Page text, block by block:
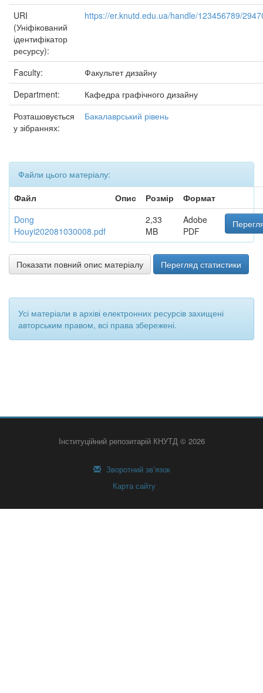
URI
(Уніфікований
ідентифікатор
ресурсу):
https://er.knutd.edu.ua/handle/123456789/
Faculty:
Факультет дизайну
Department:
Кафедра графічного дизайну
Розташовується
у зібраннях:
Бакалаврський рівень
Файли цього матеріалу:
Файл
Опис Розмір
Формат
Dong
Houyi202081030008.pdf
2,33
MB
Adobe
PDF
Показати повний опис матеріалу Перегляд статистики
Усі матеріали в архіві електронних ресурсів захищені
авторським правом, всі права збережені.
Інституційний репозитарій КНУТД © 2026
Зворотний зв’язок
Карта сайту